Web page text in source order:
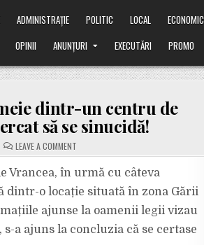
ADMINISTRAȚIE POLITIC LOCAL ECONOMIC
OPINII ANUNȚURI EXECUTĂRI PROMO
dintr-un centru de
să se sinucidă!
LEAVE A COMMENT
EXCLUSIV!
ORĂ:
O
FEMEIE
DINTR-
UN
CENTRU
CARANTINĂ
Vrancea, în urmă cu câteva
dintr-o locație situată în zona Gării
ajunse la oamenii legii vizau
a ajuns la concluzia că se certase